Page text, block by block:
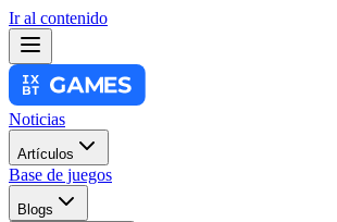
Ir al contenido
Noticias
Artículos
Base de juegos
Blogs